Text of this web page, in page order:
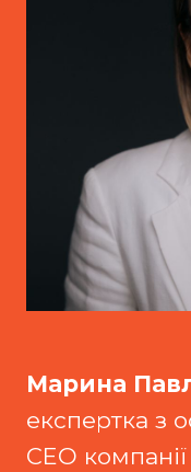
Марина
експертка з
CEO